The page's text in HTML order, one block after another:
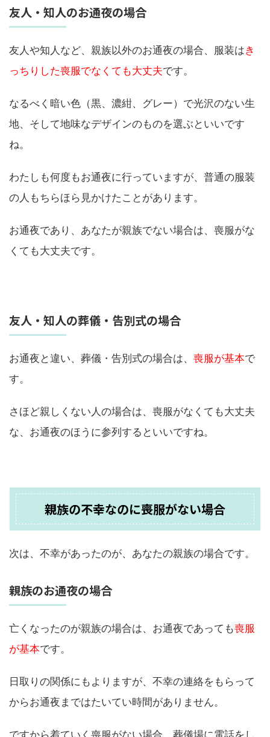
友人・知人のお通夜の場合
友人や知人など、親族以外のお通夜の場合、服装はき
っちりした喪服でなくても大丈夫です。
なるべく暗い色（黒、濃紺、グレー）で光沢のない生
地、そして地味なデザインのものを選ぶといいです
ね。
わたしも何度もお通夜に行っていますが、普通の服装
の人もちらほら見かけたことがあります。
お通夜であり、あなたが親族でない場合は、喪服がな
くても大丈夫です。
友人・知人の葬儀・告別式の場合
お通夜と違い、葬儀・告別式の場合は、 喪服が基本で
す。
さほど親しくない人の場合は、喪服がなくても大丈夫
な、お通夜のほうに参列するといいですね。
親族の不幸なのに喪服がない場合
次は、不幸があったのが、あなたの親族の場合です。
親族のお通夜の場合
亡くなったのが親族の場合は、お通夜であっても喪服
が基本です。
日取りの関係にもよりますが、不幸の連絡をもらって
からお通夜まではたいてい時間がありません。
ですから着ていく喪服がない場合、葬儀場に電話をし